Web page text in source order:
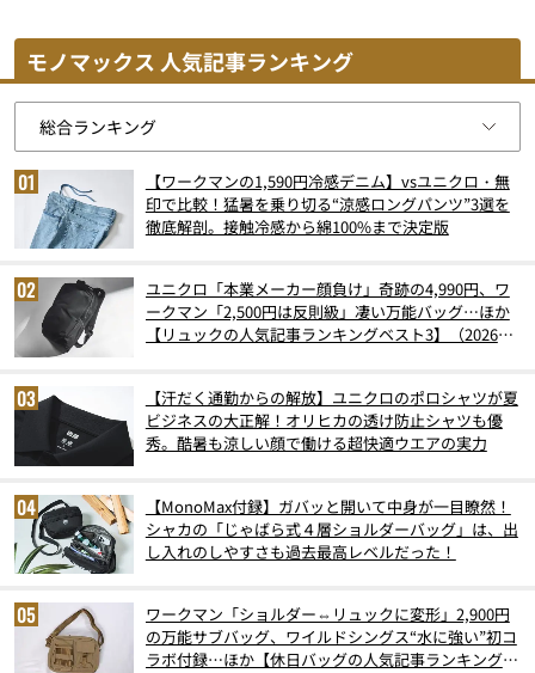
モノマックス 人気記事ランキング
【ワークマンの1,590円冷感デニム】vsユニクロ・無
印で比較！猛暑を乗り切る“涼感ロングパンツ”3選を
徹底解剖。接触冷感から綿100%まで決定版
ユニクロ「本業メーカー顔負け」奇跡の4,990円、ワ
ークマン「2,500円は反則級」凄い万能バッグ…ほか
【リュックの人気記事ランキングベスト3】（2026年
【汗だく通勤からの解放】ユニクロのポロシャツが夏
ビジネスの大正解！オリヒカの透け防止シャツも優
秀。酷暑も涼しい顔で働ける超快適ウエアの実力
【MonoMax付録】ガバッと開いて中身が一目瞭然！
シャカの「じゃばら式４層ショルダーバッグ」は、出
し入れのしやすさも過去最高レベルだった！
ワークマン「ショルダー⇔リュックに変形」2,900円
の万能サブバッグ、ワイルドシングス“水に強い”初コ
ラボ付録…ほか【休日バッグの人気記事ランキングベ